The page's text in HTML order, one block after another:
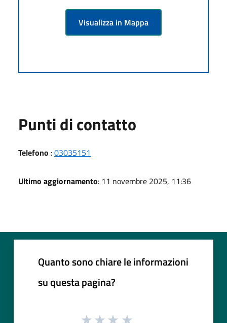
Visualizza in Mappa
Punti di contatto
Telefono :03035151
Ultimo aggiornamento: 11 novembre 2025, 11:36
Quanto sono chiare le informazioni
su questa pagina?